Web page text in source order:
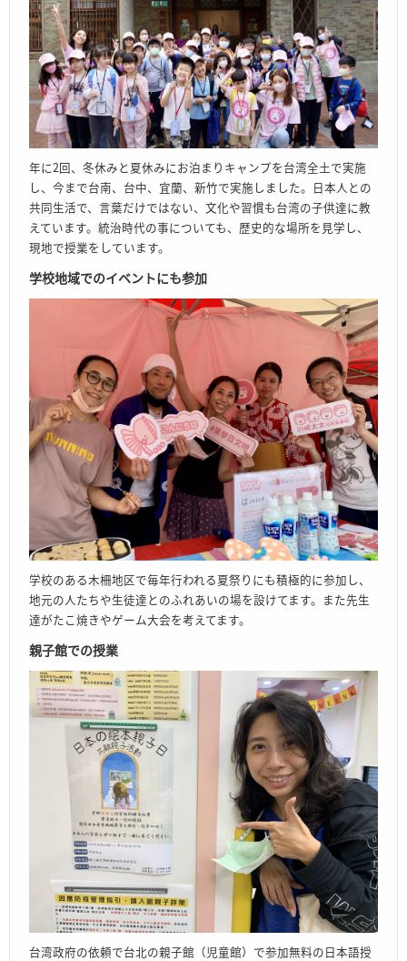
年に2回、冬休みと夏休みにお泊まりキャンプを台湾全土で実施
し、今まで台南、台中、宜蘭、新竹で実施しました。日本人との
共同生活で、言葉だけではない、文化や習慣も台湾の子供達に教
えています。統治時代の事についても、歴史的な場所を見学し、
現地で授業をしています。
学校地域でのイベントにも参加
学校のある木柵地区で毎年行われる夏祭りにも積極的に参加し、
地元の人たちや生徒達とのふれあいの場を設けてます。また先生
達がたこ焼きやゲーム大会を考えてます。
親子館での授業
台湾政府の依頼で台北の親子館（児童館）で参加無料の日本語授